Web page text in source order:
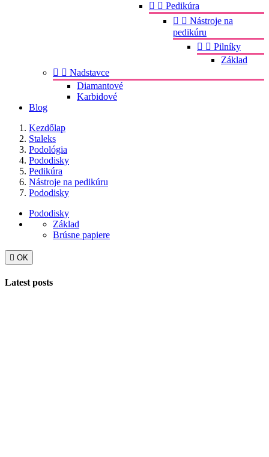
  Pedikúra
  Nástroje na
pedikúru
  Pilníky
Základ
  Nadstavce
Diamantové
Karbidové
Blog
Kezdőlap
Staleks
Podológia
Pododisky
Pedikúra
Nástroje na pedikúru
Pododisky
Pododisky
Základ
Brúsne papiere
 OK
Latest posts